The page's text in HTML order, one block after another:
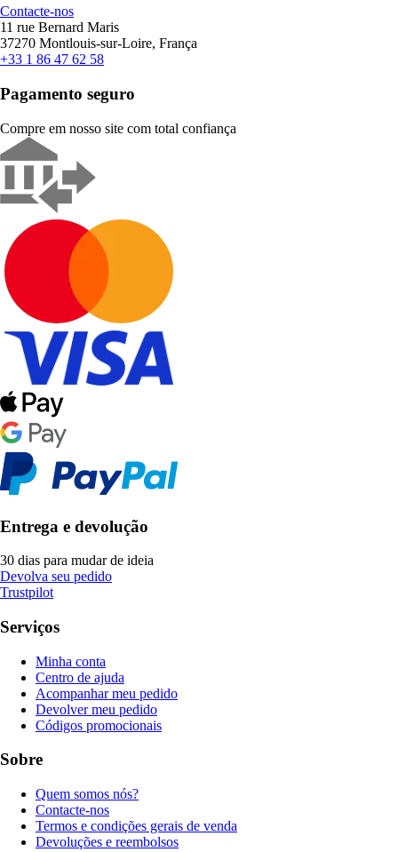
Contacte-nos
11 rue Bernard Maris
37270 Montlouis-sur-Loire, França
+33 1 86 47 62 58
Pagamento seguro
Compre em nosso site com total confiança
Entrega e devolução
30 dias para mudar de ideia
Devolva seu pedido
Trustpilot
Serviços
Minha conta
Centro de ajuda
Acompanhar meu pedido
Devolver meu pedido
Códigos promocionais
Sobre
Quem somos nós?
Contacte-nos
Termos e condições gerais de venda
Devoluções e reembolsos